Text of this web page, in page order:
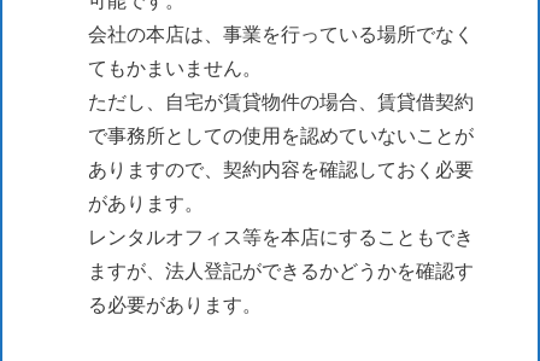
会社の本店は、事業を行っている場所でなく
てもかまいません。
ただし、自宅が賃貸物件の場合、賃貸借契約
で事務所としての使用を認めていないことが
ありますので、契約内容を確認しておく必要
があります。
レンタルオフィス等を本店にすることもでき
ますが、法人登記ができるかどうかを確認す
る必要があります。